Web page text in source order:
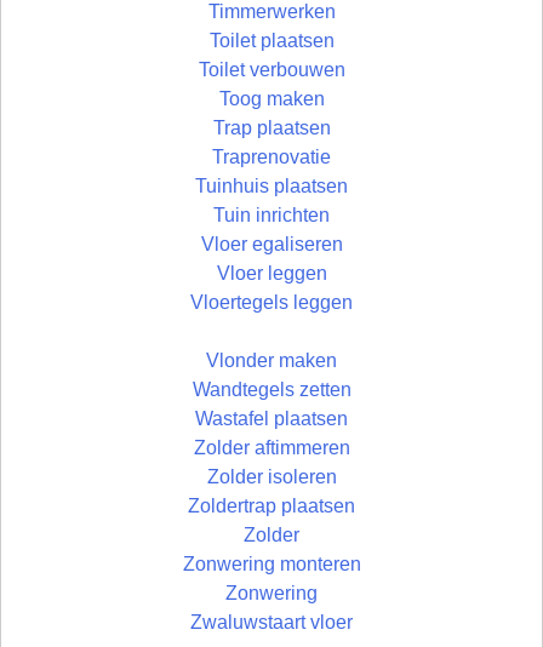
Timmerwerken
Toilet plaatsen
Toilet verbouwen
Toog maken
Trap plaatsen
Traprenovatie
Tuinhuis plaatsen
Tuin inrichten
Vloer egaliseren
Vloer leggen
Vloertegels leggen
Vlonder maken
Wandtegels zetten
Wastafel plaatsen
Zolder aftimmeren
Zolder isoleren
Zoldertrap plaatsen
Zolder
Zonwering monteren
Zonwering
Zwaluwstaart vloer